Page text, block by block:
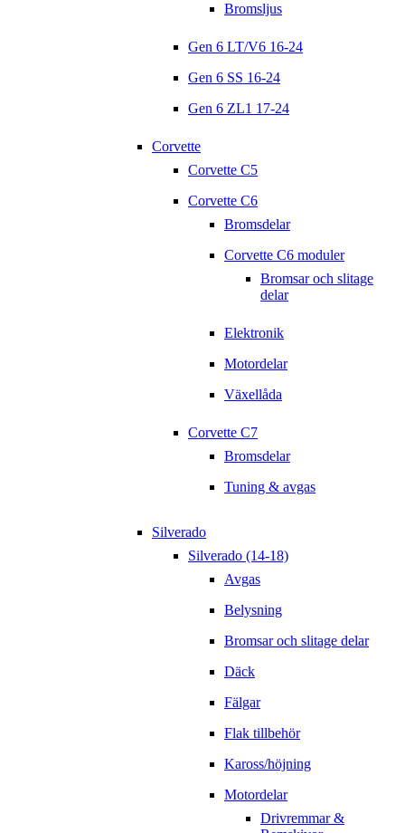
Bromsljus
Gen 6 LT/V6 16-24
Gen 6 SS 16-24
Gen 6 ZL1 17-24
Corvette
Corvette C5
Corvette C6
Bromsdelar
Corvette C6 moduler
Bromsar och slitage
delar
Elektronik
Motordelar
Växellåda
Corvette C7
Bromsdelar
Tuning & avgas
Silverado
Silverado (14-18)
Avgas
Belysning
Bromsar och slitage delar
Däck
Fälgar
Flak tillbehör
Kaross/höjning
Motordelar
Drivremmar &